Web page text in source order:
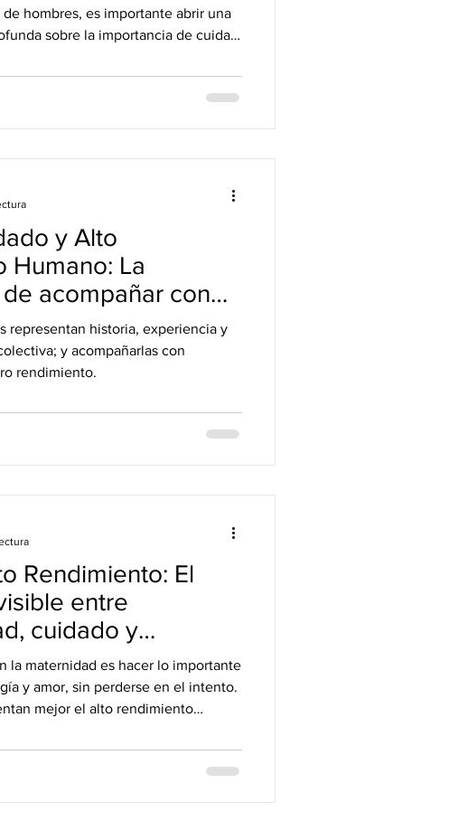
hombres, es importante abrir una
sobre la importancia de cuidar
y Alto
Humano: La
acompañar con
construyeron
representan historia, experiencia y
y acompañarlas con
rendimiento.
Rendimiento: El
entre
cuidado y
la maternidad es hacer lo importante
y amor, sin perderse en el intento.
mejor el alto rendimiento